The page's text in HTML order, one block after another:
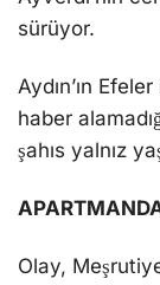
sürüyor.
Aydın’ın
haber
şahıs yalnız
Olay,